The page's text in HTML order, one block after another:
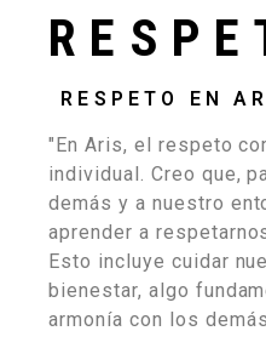
RESPETO EN
"En Aris, el respeto
individual. Creo que,
demás y a nuestro
aprender a
Esto incluye cuidar
bienestar, algo
armonía con los